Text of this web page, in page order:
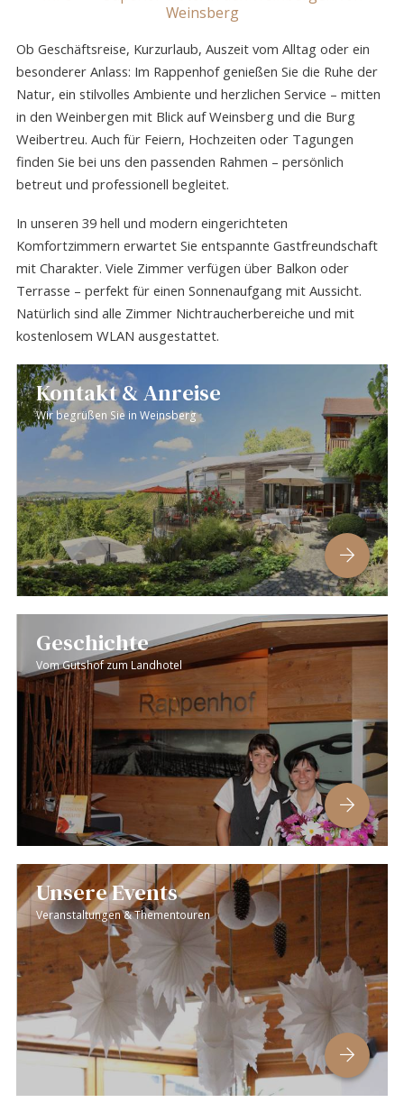
Weinsberg
Ob Geschäftsreise, Kurzurlaub, Auszeit vom Alltag oder ein
besonderer Anlass: Im Rappenhof genießen Sie die Ruhe der
Natur, ein stilvolles Ambiente und herzlichen Service – mitten
in den Weinbergen mit Blick auf Weinsberg und die Burg
Weibertreu. Auch für Feiern, Hochzeiten oder Tagungen
finden Sie bei uns den passenden Rahmen – persönlich
betreut und professionell begleitet.
In unseren 39 hell und modern eingerichteten
Komfortzimmern erwartet Sie entspannte Gastfreundschaft
mit Charakter. Viele Zimmer verfügen über Balkon oder
Terrasse – perfekt für einen Sonnenaufgang mit Aussicht.
Natürlich sind alle Zimmer Nichtraucherbereiche und mit
kostenlosem WLAN ausgestattet.
Kontakt & Anreise
Wir begrüßen Sie in Weinsberg
Geschichte
Vom Gutshof zum Landhotel
Unsere Events
Veranstaltungen & Thementouren